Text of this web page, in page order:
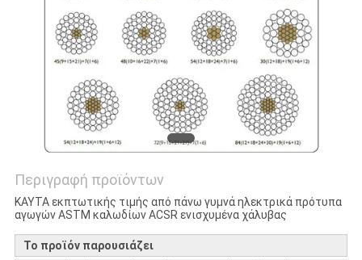
Περιγραφή προϊόντων
ΚΑΥΤΑ εκπτωτικής τιμής από πάνω γυμνά ηλεκτρικά πρότυπα
αγωγών ASTM καλωδίων ACSR ενισχυμένα χάλυβας
Το προϊόν παρουσιάζει